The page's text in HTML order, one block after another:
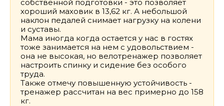
собственной подготовки - это позволяет
хороший маховик в 13,62 кг. А небольшой
наклон педалей снимает нагрузку на колени
и суставы.
Мама иногда когда остается у нас в гостях
тоже занимается на нем с удовольствием -
она не высокая, но велотренажер позволяет
настроить спинку и сидение без особого
труда.
Также отмечу повышенную устойчивость -
тренажер рассчитан на вес примерно до 158
кг.